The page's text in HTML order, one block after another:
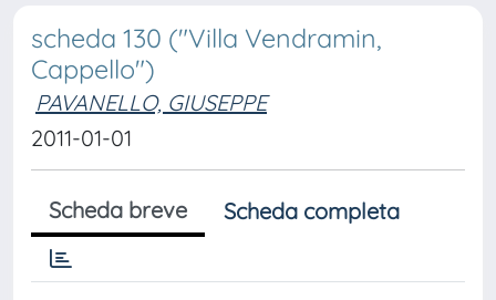
scheda 130 ("Villa Vendramin,
Cappello")
PAVANELLO, GIUSEPPE
2011-01-01
Scheda breve Scheda completa